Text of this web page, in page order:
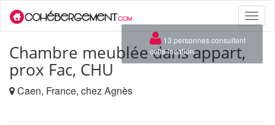
Toggle
Chambre meublée dans appart,
prox Fac, CHU
Caen, France, chez Agnès
×
13 personnes consultent
cette location